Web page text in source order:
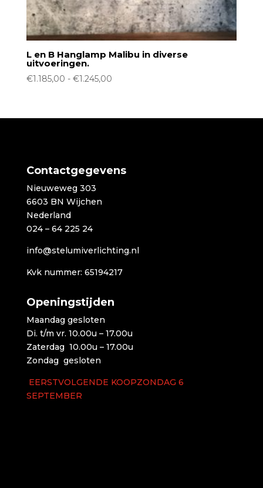
L en B Hanglamp Malibu in diverse
uitvoeringen.
€1.185,00 - €1.245,00Prijsklasse:
€1.245,00
Contactgegevens
Nieuweweg 303
6603 BN Wijchen
Nederland
024 – 64 225 24
info@stelumiverlichting.nl
Kvk nummer: 65194217
Openingstijden
Maandag gesloten
Di. t/m vr. 10.00u – 17.00u
Zaterdag 10.00u – 17.00u
Zondag gesloten
EERSTVOLGENDE KOOPZONDAG 6
SEPTEMBER